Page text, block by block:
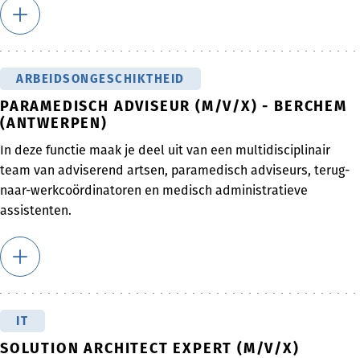
ARBEIDSONGESCHIKTHEID
PARAMEDISCH ADVISEUR (M/V/X) - BERCHEM
(ANTWERPEN)
In deze functie maak je deel uit van een multidisciplinair
team van adviserend artsen, paramedisch adviseurs, terug-
naar-werkcoördinatoren en medisch administratieve
assistenten.
IT
SOLUTION ARCHITECT EXPERT (M/V/X)